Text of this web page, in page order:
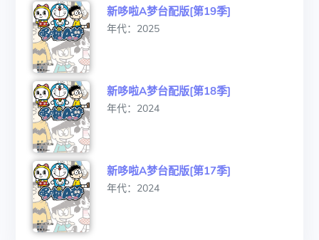
新哆啦A梦台配版[第19季]
年代：2025
新哆啦A梦台配版[第18季]
年代：2024
新哆啦A梦台配版[第17季]
年代：2024